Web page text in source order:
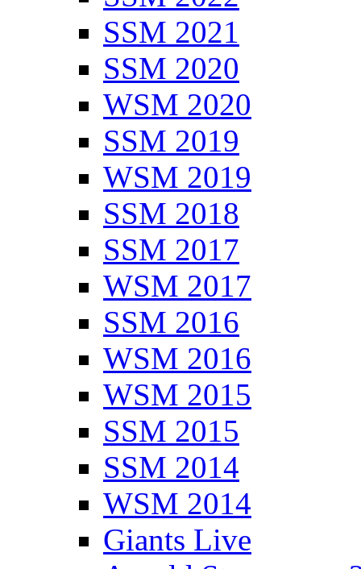
SSM 2021
SSM 2020
WSM 2020
SSM 2019
WSM 2019
SSM 2018
SSM 2017
WSM 2017
SSM 2016
WSM 2016
WSM 2015
SSM 2015
SSM 2014
WSM 2014
Giants Live